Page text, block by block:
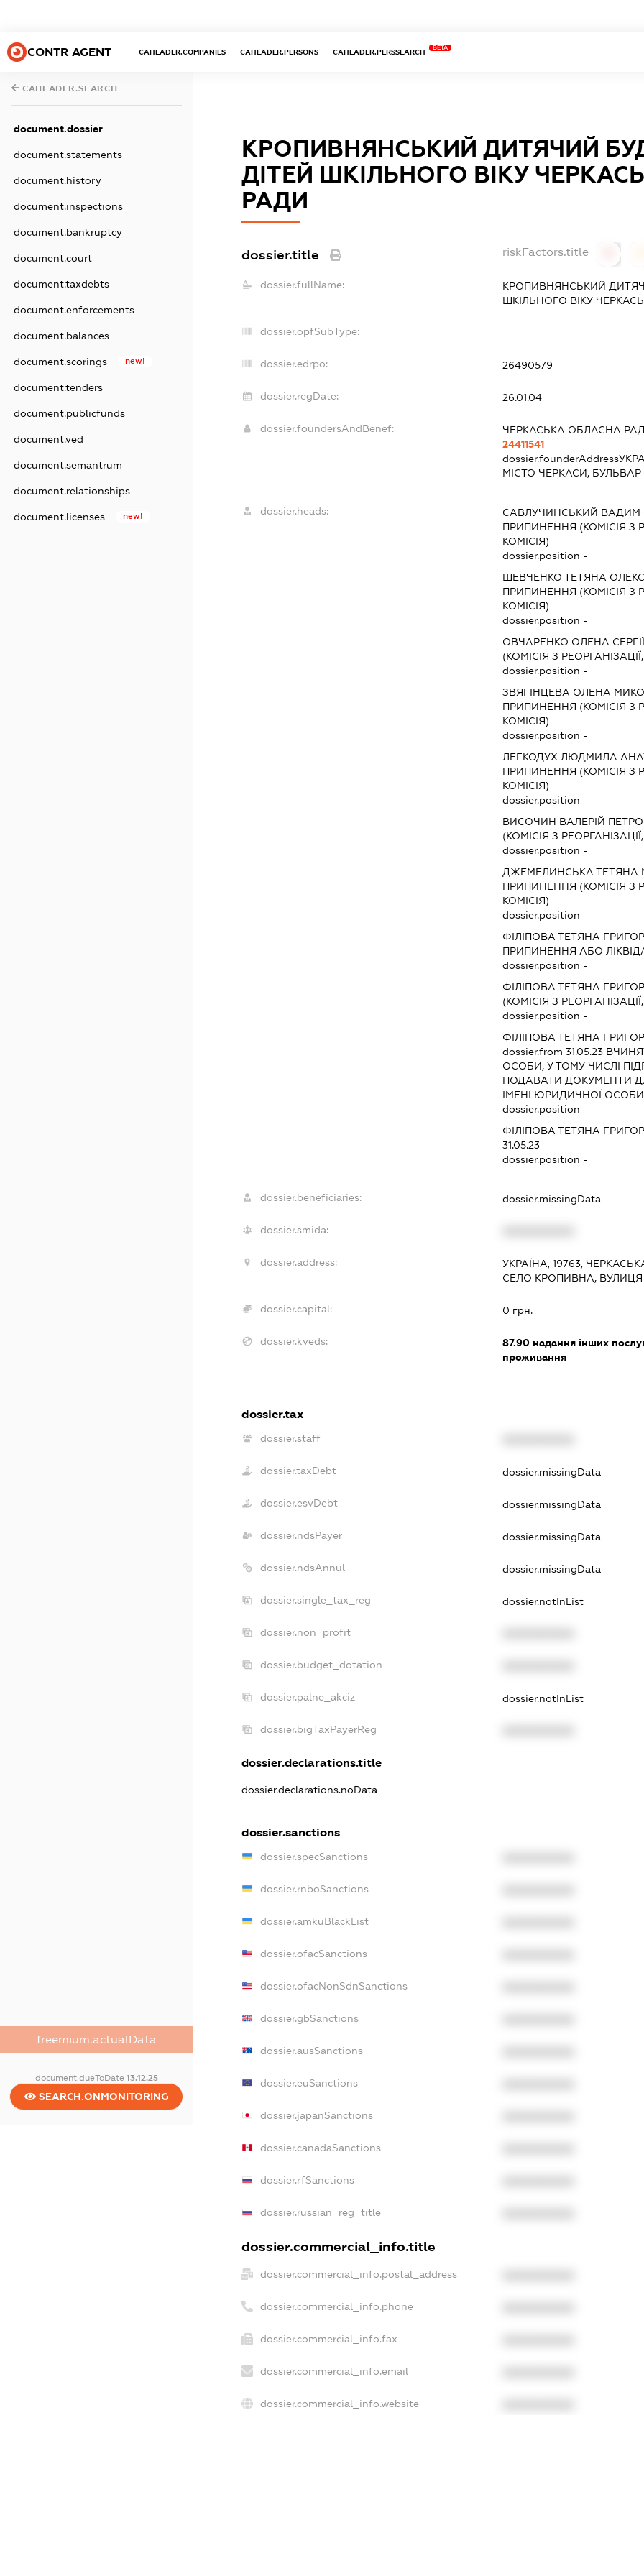
CONTR AGENT CAHEADER.COMPANIES CAHEADER.PERSONS CAHEADER.PERSSEARCH
BETA
CAHEADER.SEARCH
document.dossier
document.statements
document.history
document.inspections
document.bankruptcy
document.court
document.taxdebts
document.enforcements
document.balances
document.scorings new!
document.tenders
document.publicfunds
document.ved
document.semantrum
document.relationships
document.licenses new!
freemium.actualData
document.dueToDate 13.12.25
SEARCH.ONMONITORING
КРОПИВНЯНСЬКИЙ ДИТЯЧИЙ
ДІТЕЙ ШКІЛЬНОГО ВІКУ
РАДИ
dossier.title riskFactors.title
dossier.fullName:
КРОПИВНЯНСЬКИЙ
ШКІЛЬНОГО ВІКУ
dossier.opfSubType: -
dossier.edrpo: 26490579
dossier.regDate: 26.01.04
dossier.foundersAndBenef:
ЧЕРКАСЬКА ОБЛАСНА
24411541
dossier.founderAddress
МІСТО ЧЕРКАСИ,
dossier.heads:
САВЛУЧИНСЬКИЙ ВАДИМ
ПРИПИНЕННЯ (КОМІСІЯ З
КОМІСІЯ)
dossier.position -
ШЕВЧЕНКО ТЕТЯНА
ПРИПИНЕННЯ (КОМІСІЯ З
КОМІСІЯ)
dossier.position -
ОВЧАРЕНКО ОЛЕНА
(КОМІСІЯ З
dossier.position -
ЗВЯГІНЦЕВА ОЛЕНА
ПРИПИНЕННЯ (КОМІСІЯ З
КОМІСІЯ)
dossier.position -
ЛЕГКОДУХ ЛЮДМИЛА
ПРИПИНЕННЯ (КОМІСІЯ З
КОМІСІЯ)
dossier.position -
ВИСОЧИН ВАЛЕРІЙ
(КОМІСІЯ З
dossier.position -
ДЖЕМЕЛИНСЬКА ТЕТЯНА
ПРИПИНЕННЯ (КОМІСІЯ З
КОМІСІЯ)
dossier.position -
ФІЛІПОВА ТЕТЯНА
ПРИПИНЕННЯ АБО
dossier.position -
ФІЛІПОВА ТЕТЯНА
(КОМІСІЯ З
dossier.position -
ФІЛІПОВА ТЕТЯНА
dossier.from 31.05.23
ОСОБИ, У ТОМУ ЧИСЛІ
ПОДАВАТИ ДОКУМЕНТИ
ІМЕНІ ЮРИДИЧНОЇ ОСОБИ
dossier.position -
ФІЛІПОВА ТЕТЯНА
31.05.23
dossier.position -
dossier.beneficiaries: dossier.missingData
dossier.smida:
dossier.address:
УКРАЇНА, 19763,
СЕЛО КРОПИВНА,
dossier.capital: 0 грн.
dossier.kveds: 87.90надання інших
проживання
dossier.tax
dossier.staff
dossier.taxDebt dossier.missingData
dossier.esvDebt dossier.missingData
dossier.ndsPayer dossier.missingData
dossier.ndsAnnul dossier.missingData
dossier.single_tax_reg dossier.notInList
dossier.non_profit
dossier.budget_dotation
dossier.palne_akciz dossier.notInList
dossier.bigTaxPayerReg
dossier.declarations.title
dossier.declarations.noData
dossier.sanctions
dossier.specSanctions
dossier.rnboSanctions
dossier.amkuBlackList
dossier.ofacSanctions
dossier.ofacNonSdnSanctions
dossier.gbSanctions
dossier.ausSanctions
dossier.euSanctions
dossier.japanSanctions
dossier.canadaSanctions
dossier.rfSanctions
dossier.russian_reg_title
dossier.commercial_info.title
dossier.commercial_info.postal_address
dossier.commercial_info.phone
dossier.commercial_info.fax
dossier.commercial_info.email
dossier.commercial_info.website